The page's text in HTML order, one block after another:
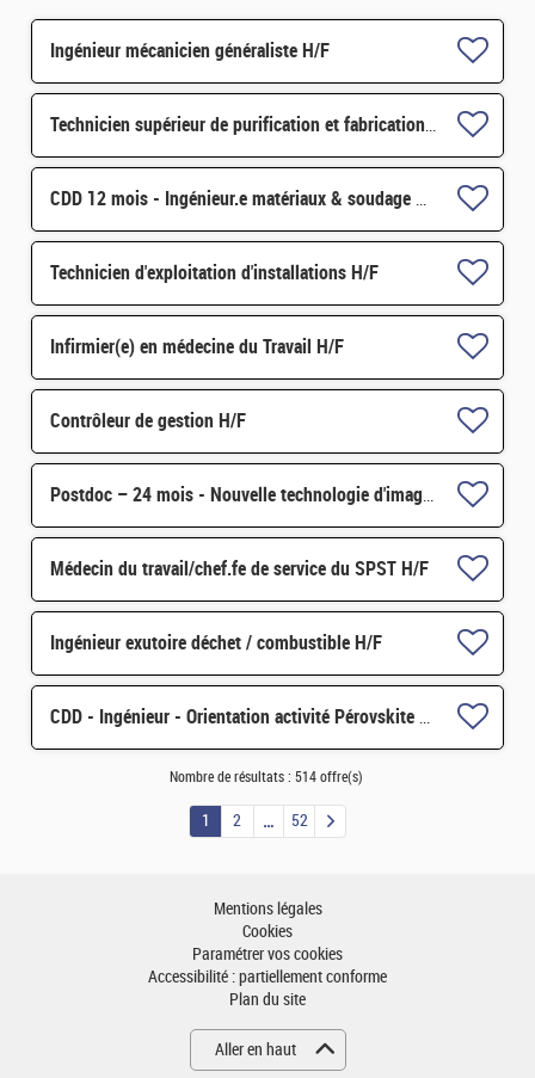
Ingénieur mécanicien généraliste H/F
Technicien supérieur de purification et fabrication en chaine blindée H/F
CDD 12 mois - Ingénieur.e matériaux & soudage H/F
Technicien d'exploitation d'installations H/F
Infirmier(e) en médecine du Travail H/F
Contrôleur de gestion H/F
Postdoc – 24 mois - Nouvelle technologie d'imagerie proche infrarouge H/F
Médecin du travail/chef.fe de service du SPST H/F
Ingénieur exutoire déchet / combustible H/F
CDD - Ingénieur - Orientation activité Pérovskite pour applications spatiales H/F
Nombre de résultats : 514 offre(s)
1 2 52
Mentions légales
Cookies
Paramétrer vos cookies
Accessibilité : partiellement conforme
Plan du site
Aller en haut